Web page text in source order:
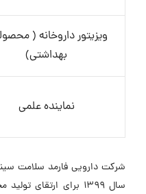
ویزیتور داروخانه (
بهداشتی)
نماینده علمی
شرکت دارویی فارمد سلامت
سال ۱۳۹۹ برای ارتقای